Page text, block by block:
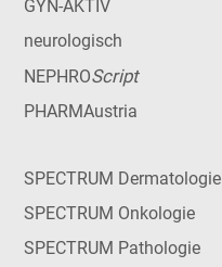
GYN-AKTIV
neurologisch
NEPHROScript
PHARMAustria
SPECTRUM Dermatologie
SPECTRUM Onkologie
SPECTRUM Pathologie